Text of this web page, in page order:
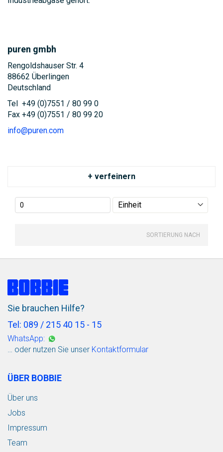
puren gmbh
Rengoldshauser Str. 4
88662 Überlingen
Deutschland
Tel +49 (0)7551 / 80 99 0
Fax +49 (0)7551 / 80 99 20
info@puren.com
+ verfeinern
SORTIERUNG NACH
Sie brauchen Hilfe?
Tel: 089 / 215 40 15 - 15
WhatsApp:
… oder nutzen Sie unser Kontaktformular
ÜBER BOBBIE
Über uns
Jobs
Impressum
Team